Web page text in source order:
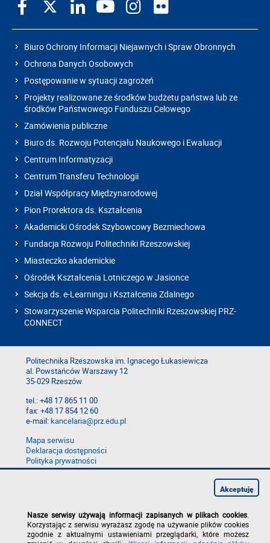
Biuro Ochrony Informacji Niejawnych i Spraw Obronnych
Ochrona Danych Osobowych
Postępowanie w sytuacji zagrożeń
Projekty realizowane ze środków budżetu państwa lub ze
środków Państwowego Funduszu Celowego
Zamówienia publiczne
Biuro ds. Rozwoju Potencjału Naukowego i Ewaluacji
Centrum Informatyzacji
Centrum Transferu Technologii
Dział Współpracy Międzynarodowej
Pion Prorektora ds. Kształcenia
Akademicki Ośrodek Szybowcowy Bezmiechowa
Fundacja Rozwoju Politechniki Rzeszowskiej
Miasteczko akademickie
Ośrodek Kształcenia Lotniczego w Jasionce
Sekcja ds. e-Learningu i Kształcenia Zdalnego
Stowarzyszenie Wsparcia Politechniki Rzeszowskiej PRZ-
CONNECT
Politechnika Rzeszowska im. Ignacego Łukasiewicza
al. Powstańców Warszawy 12
35-029 Rzeszów
tel.: +48 17 865 11 00
fax: +48 17 854 12 60
e-mail:kancelaria@prz.edu.pl
Mapa serwisu
Deklaracja dostępności
Polityka prywatności
Zgłoś błąd na stronie
Nasze serwisy używają informacji zapisanych w plikach cookies
Korzystając z serwisu wyrażasz zgodę na używanie plików cookies
zgodnie z aktualnymi ustawieniami przeglądarki, które możesz
Akceptuję